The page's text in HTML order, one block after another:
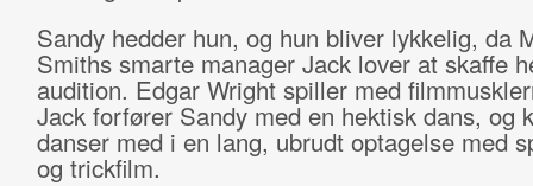
Sandy hedder hun, og hun bliver lykkelig, da
Smiths smarte manager Jack lover at skaffe
audition. Edgar Wright spiller med
Jack forfører Sandy med en hektisk dans, og
danser med i en lang, ubrudt optagelse med
og trickfilm.